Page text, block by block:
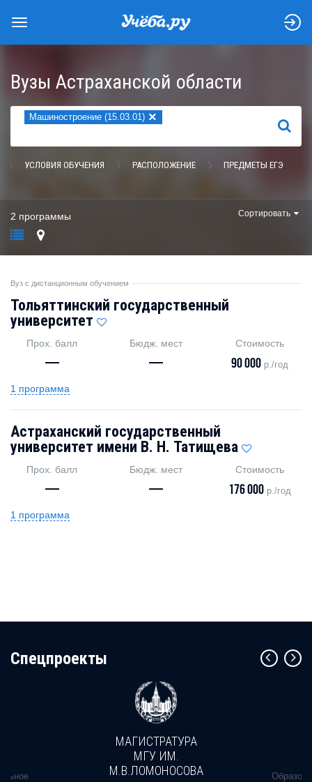
Вузы Астраханской области
Машиностроение (15.03.01) ×
НАЙТИ
УСЛОВИЯ ОБУЧЕНИЯ РАСПОЛОЖЕНИЕ ПРЕДМЕТЫ ЕГЭ
2 программы Сортировать
Вуз с дистанционным обучением
Тольяттинский государственный
университет
Прох. балл
—
Бюдж. мест
—
Стоимость
90 000 р./год
1 программа
Астраханский государственный
университет имени В. Н. Татищева
Прох. балл
—
Бюдж. мест
—
Стоимость
176 000 р./год
1 программа
Cпецпроекты
МАГИСТРАТУРА
МГУ ИМ.
М.В.ЛОМОНОСОВА